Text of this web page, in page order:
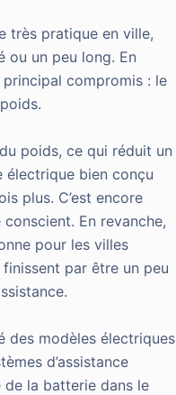
très pratique en ville,
un peu long. En
compromis : le
poids, ce qui réduit un
électrique bien conçu
plus. C’est encore
En revanche,
pour les villes
par être un peu
des modèles électriques
d’assistance
la batterie dans le